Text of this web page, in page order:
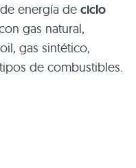
energía de ciclo
gas natural,
gas sintético,
de combustibles.